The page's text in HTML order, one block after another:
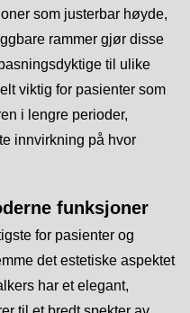
som justerbar høyde,
rammer gjør disse
til ulike
viktig for pasienter som
i lengre perioder,
innvirkning på hvor
funksjoner
for pasienter og
det estetiske aspektet
har et elegant,